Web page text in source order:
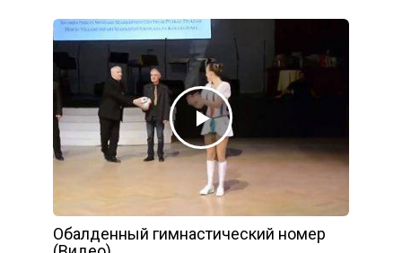
Обалденный гимнастический номер